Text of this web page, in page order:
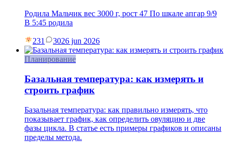
Родила Мальчик вес 3000 г, рост 47 По шкале апгар 9/9
В 5:45 родила
231 3026 jun 2026
Планирование
Базальная температура: как измерять и
строить график
Базальная температура: как правильно измерять, что
показывает график, как определить овуляцию и две
фазы цикла. В статье есть примеры графиков и описаны
пределы метода.